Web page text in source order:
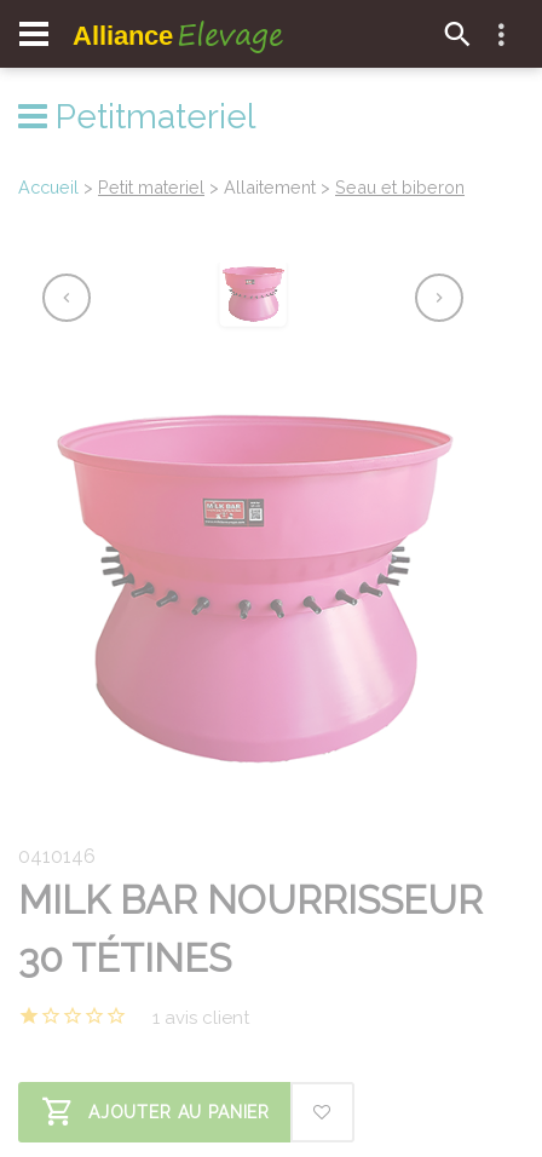
Alliance Elevage
Petitmateriel
Accueil > Petit materiel > Allaitement > Seau et biberon
0410146
MILK BAR NOURRISSEUR
30 TÉTINES
1 avis client
AJOUTER AU PANIER